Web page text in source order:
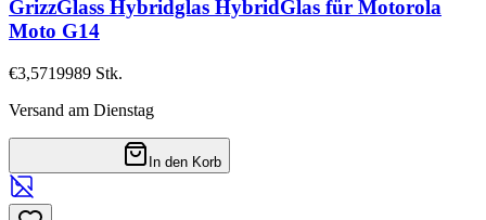
GrizzGlass Hybridglas HybridGlas für Motorola
Moto G14
€3,5719989 Stk.
Versand am Dienstag
In den Korb